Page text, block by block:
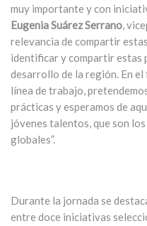
muy importante y con
Eugenia Suárez Serrano,
relevancia de compartir
identificar y compartir estas
desarrollo de la región. En
línea de trabajo,
prácticas y esperamos de
jóvenes talentos, que son
globales”.
Durante la jornada se
entre doce iniciativas